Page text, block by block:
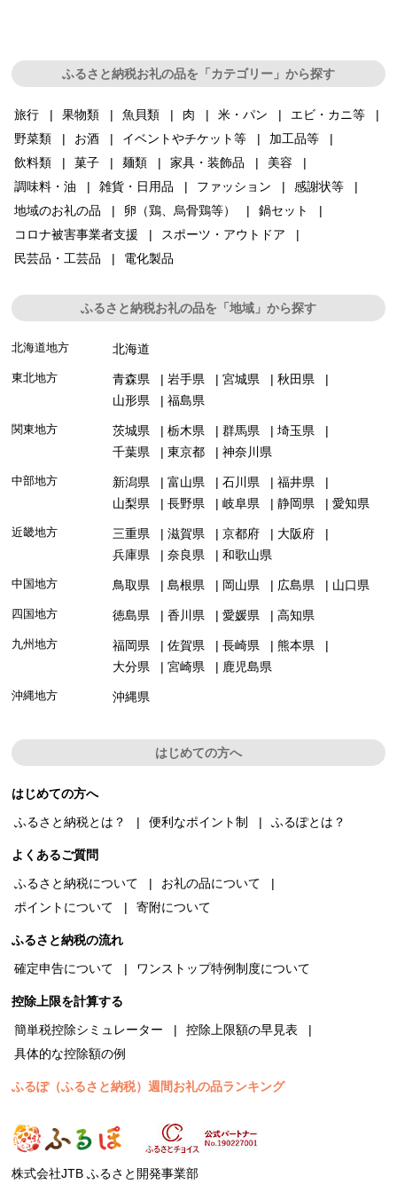
ふるさと納税お礼の品を「カテゴリー」から探す
旅行 果物類 魚貝類 肉 米・パン
エビ・カニ等
野菜類
お酒 イベントやチケット等
加工品等
飲料類
菓子 麺類 家具・装飾品
美容
調味料・油
雑貨・日用品 ファッション
感謝状等
地域のお礼の品
卵（鶏、烏骨鶏等）
鍋セット
コロナ被害事業者支援
スポーツ・アウトドア
民芸品・工芸品
電化製品
ふるさと納税お礼の品を「地域」から探す
北海道地方 北海道
東北地方 青森県 岩手県 宮城県
秋田県
山形県
福島県
関東地方 茨城県 栃木県 群馬県
埼玉県
千葉県
東京都 神奈川県
中部地方 新潟県 富山県 石川県
福井県
山梨県
長野県 岐阜県 静岡県 愛知県
近畿地方 三重県 滋賀県 京都府
大阪府
兵庫県
奈良県 和歌山県
中国地方 鳥取県 島根県 岡山県 広島県 山口県
四国地方 徳島県 香川県 愛媛県 高知県
九州地方 福岡県 佐賀県 長崎県
熊本県
大分県
宮崎県 鹿児島県
沖縄地方 沖縄県
はじめての方へ
はじめての方へ
ふるさと納税とは？
便利なポイント制 ふるぽとは？
よくあるご質問
ふるさと納税について
お礼の品について
ポイントについて
寄附について
ふるさと納税の流れ
確定申告について
ワンストップ特例制度について
控除上限を計算する
簡単税控除シミュレーター
控除上限額の早見表
具体的な控除額の例
ふるぽ（ふるさと納税）週間お礼の品ランキング
株式会社JTB ふるさと開発事業部